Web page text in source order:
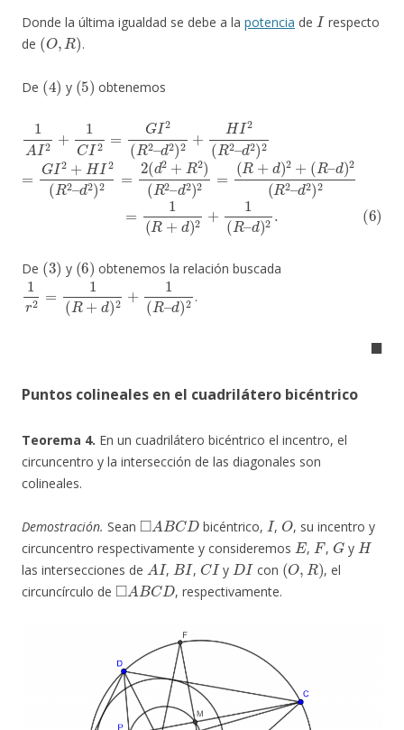
Donde la última igualdad se debe a la potencia de
I
respecto
de
(O,R)
.
De
(4 )
y
(5)
obtenemos
AI 2 2–d2 (R2–
2)
I2+HI2(R2– )2=2 (d 2+R R2– d2)2=(R +d)2+
–d)2 R2–d2
1 ) d .
De
(3)
y
(6)
obtenemos la relación buscada
1r d 2
.
◼
Puntos colineales en el cuadrilátero bicéntrico
Teorema 4. En un cuadrilátero bicéntrico el incentro, el
circuncentro y la intersección de las diagonales son
colineales.
Demostración. Sean
◻ A BCD
bicéntrico,
I
,
O
, su incentro y
circuncentro respectivamente y consideremos
E
,
F
,
G
y
H
las intersecciones de
AI
,
BI
,
CI
y
DI
con
(O,R)
, el
circuncírculo de
◻ABCD
, respectivamente.